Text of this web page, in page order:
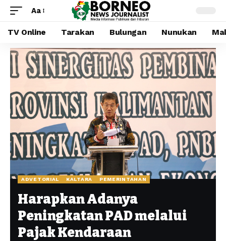
Aa
TV Online Tarakan Bulungan Nunukan
ADVETORIAL KALTARA PEMERINTAHAN
Harapkan Adanya
Peningkatan PAD melalui
Pajak Kendaraan